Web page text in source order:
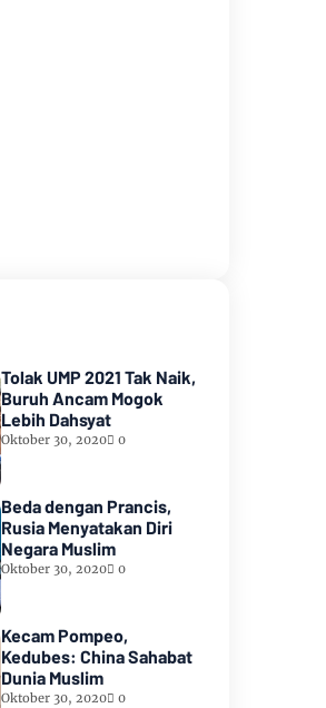
Tolak UMP 2021 Tak Naik,
Buruh Ancam Mogok
Lebih Dahsyat
Oktober 30, 2020 0
Beda dengan Prancis,
Rusia Menyatakan Diri
Negara Muslim
Oktober 30, 2020 0
Kecam Pompeo,
Kedubes: China Sahabat
Dunia Muslim
Oktober 30, 2020 0